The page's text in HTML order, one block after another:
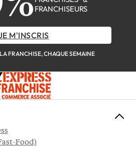
FRANCHISEURS
M'INSCRIS
FRANCHISE, CHAQUE SEMAINE
Food)